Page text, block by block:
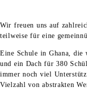
Wir freuen uns auf
teilweise für eine
Eine Schule in Ghana, die
und ein Dach für 380
immer noch viel
Vielzahl von abstrakten